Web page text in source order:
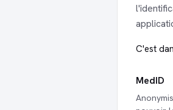
C'est
MedID